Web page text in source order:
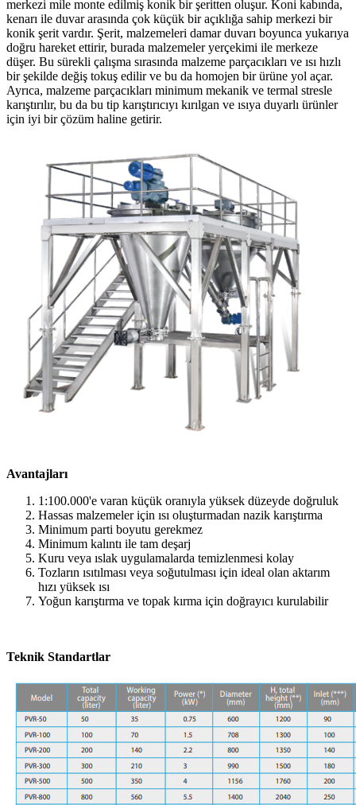
merkezi mile monte edilmiş konik bir şeritten oluşur. Koni kabında,
kenarı ile duvar arasında çok küçük bir açıklığa sahip merkezi bir
konik şerit vardır. Şerit, malzemeleri damar duvarı boyunca yukarıya
doğru hareket ettirir, burada malzemeler yerçekimi ile merkeze
düşer. Bu sürekli çalışma sırasında malzeme parçacıkları ve ısı hızlı
bir şekilde değiş tokuş edilir ve bu da homojen bir ürüne yol açar.
Ayrıca, malzeme parçacıkları minimum mekanik ve termal stresle
karıştırılır, bu da bu tip karıştırıcıyı kırılgan ve ısıya duyarlı ürünler
için iyi bir çözüm haline getirir.
Avantajları
1:100.000'e varan küçük oranıyla yüksek düzeyde doğruluk
Hassas malzemeler için ısı oluşturmadan nazik karıştırma
Minimum parti boyutu gerekmez
Minimum kalıntı ile tam deşarj
Kuru veya ıslak uygulamalarda temizlenmesi kolay
Tozların ısıtılması veya soğutulması için ideal olan aktarım
hızı yüksek ısı
Yoğun karıştırma ve topak kırma için doğrayıcı kurulabilir
Teknik Standartlar